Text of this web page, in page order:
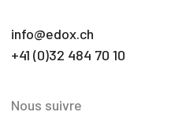
info@edox.ch
+41 (0)32 484 70 10
Nous suivre